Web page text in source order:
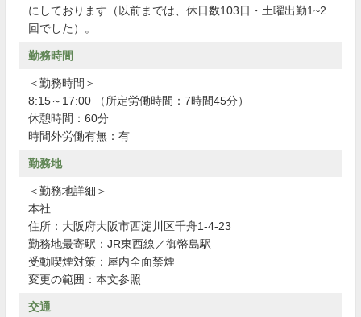
にしております（以前までは、休日数103日・土曜出勤1~2
回でした）。
勤務時間
＜勤務時間＞
8:15～17:00 （所定労働時間：7時間45分）
休憩時間：60分
時間外労働有無：有
勤務地
＜勤務地詳細＞
本社
住所：大阪府大阪市西淀川区千舟1-4-23
勤務地最寄駅：JR東西線／御幣島駅
受動喫煙対策：屋内全面禁煙
変更の範囲：本文参照
交通